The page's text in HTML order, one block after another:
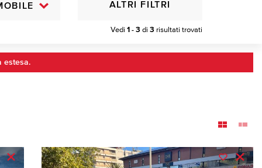
Vedi 1 - 3 di 3 risultati trovati
ALTRI FILTRI
estesa.